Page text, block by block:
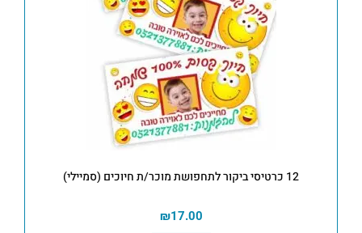
12 כרטיסי ביקור לתחפושת מוכר/ת חיוכים (סמיילי)
₪17.00